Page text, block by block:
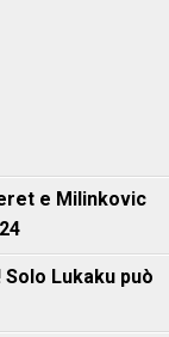
e Milinkovic
Lukaku può